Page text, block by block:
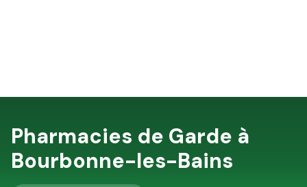
Pharmacies de Garde à
Bourbonne-les-Bains